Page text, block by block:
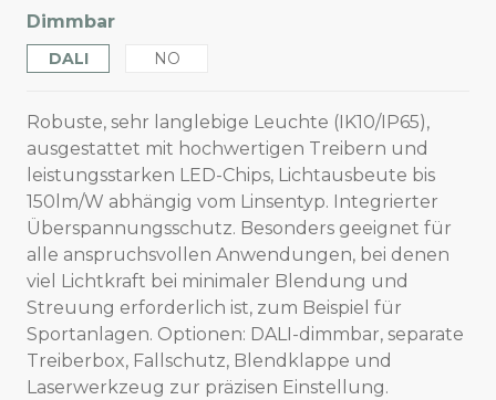
Dimmbar
DALI NO
Robuste, sehr langlebige Leuchte (IK10/IP65),
ausgestattet mit hochwertigen Treibern und
leistungsstarken LED-Chips, Lichtausbeute bis
150lm/W abhängig vom Linsentyp. Integrierter
Überspannungsschutz. Besonders geeignet für
alle anspruchsvollen Anwendungen, bei denen
viel Lichtkraft bei minimaler Blendung und
Streuung erforderlich ist, zum Beispiel für
Sportanlagen. Optionen: DALI-dimmbar, separate
Treiberbox, Fallschutz, Blendklappe und
Laserwerkzeug zur präzisen Einstellung.